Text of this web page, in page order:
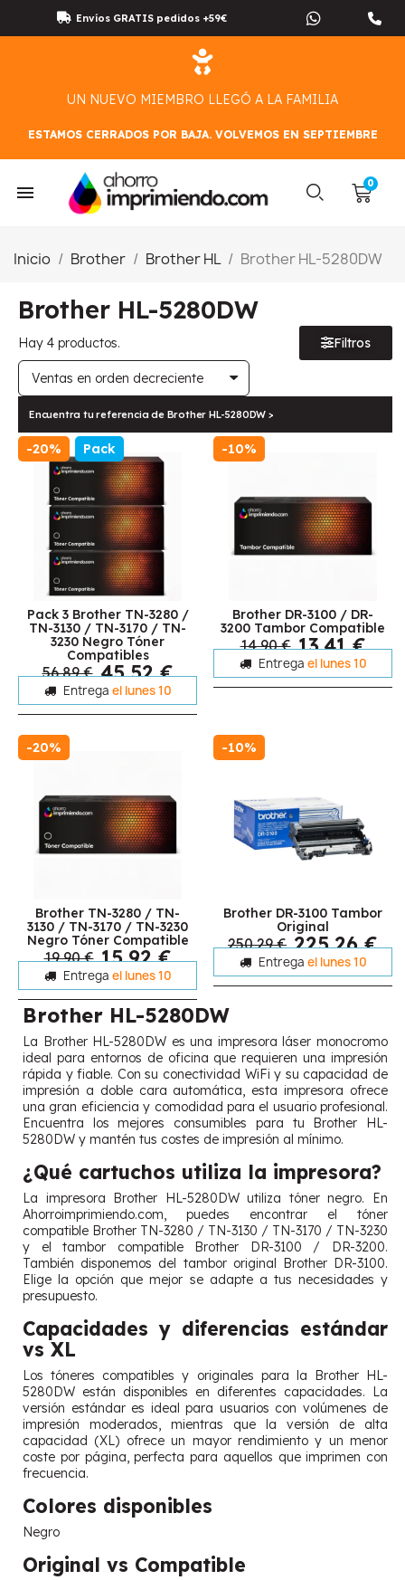
Envíos GRATIS pedidos +59€
UN NUEVO MIEMBRO LLEGÓ A LA FAMILIA
ESTAMOS CERRADOS POR BAJA. VOLVEMOS EN SEPTIEMBRE
Inicio Brother Brother HL Brother HL-5280DW
Brother HL-5280DW
Hay 4 productos. Filtros
Encuentra tu referencia de Brother HL-5280DW >
-20% Pack
Pack 3 Brother TN-3280 /
TN-3130 / TN-3170 / TN-
3230 Negro Tóner
Compatibles
56,89 € 45,52 €
Entrega el lunes 10
-10%
Brother DR-3100 / DR-
3200 Tambor Compatible
14,90 € 13,41 €
Entrega el lunes 10
-20%
Brother TN-3280 / TN-
3130 / TN-3170 / TN-3230
Negro Tóner Compatible
19,90 € 15,92 €
Entrega el lunes 10
-10%
Brother DR-3100 Tambor
Original
250,29 € 225,26 €
Entrega el lunes 10
Brother HL-5280DW
La Brother HL-5280DW es una impresora láser monocromo
ideal para entornos de oficina que requieren una impresión
rápida y fiable. Con su conectividad WiFi y su capacidad de
impresión a doble cara automática, esta impresora ofrece
una gran eficiencia y comodidad para el usuario profesional.
Encuentra los mejores consumibles para tu Brother HL-
5280DW y mantén tus costes de impresión al mínimo.
¿Qué cartuchos utiliza la impresora?
La impresora Brother HL-5280DW utiliza tóner negro. En
Ahorroimprimiendo.com, puedes encontrar el tóner
compatible Brother TN-3280 / TN-3130 / TN-3170 / TN-3230
y el tambor compatible Brother DR-3100 / DR-3200.
También disponemos del tambor original Brother DR-3100.
Elige la opción que mejor se adapte a tus necesidades y
presupuesto.
Capacidades y diferencias estándar
vs XL
Los tóneres compatibles y originales para la Brother HL-
5280DW están disponibles en diferentes capacidades. La
versión estándar es ideal para usuarios con volúmenes de
impresión moderados, mientras que la versión de alta
capacidad (XL) ofrece un mayor rendimiento y un menor
coste por página, perfecta para aquellos que imprimen con
frecuencia.
Colores disponibles
Negro
Original vs Compatible